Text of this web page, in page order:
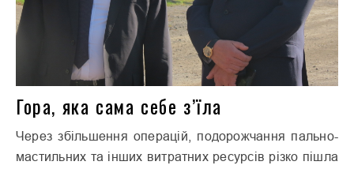
Гора, яка сама себе з’їла
Через збільшення операцій, подорожчання пально-
мастильних та інших витратних ресурсів різко пішла